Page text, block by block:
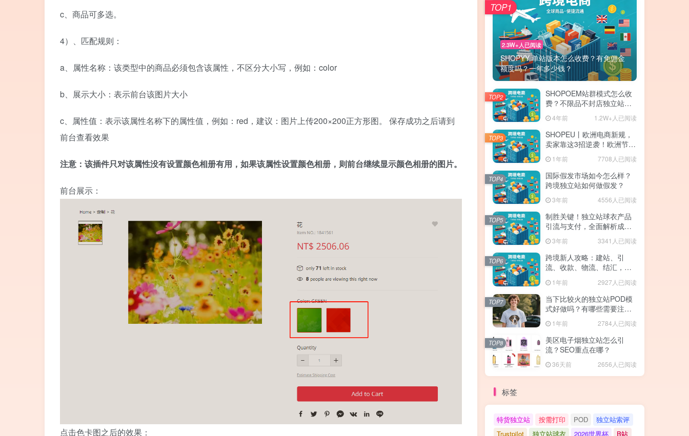
c、商品可多选。
4）、匹配规则：
a、属性名称：该类型中的商品必须包含该属性，不区分大小写，例如：color
b、展示大小：表示前台该图片大小
c、属性值：表示该属性名称下的属性值，例如：red，建议：图片上传200×200正方形图。 保存成功之后请到
前台查看效果
注意：该插件只对该属性没有设置颜色相册有用，如果该属性设置颜色相册，则前台继续显示颜色相册的图片。
前台展示：
点击色卡图之后的效果：
2.3W+人已阅读
SHOPYY 单站版本怎么收费？有免佣金
额度吗？一年多少钱？
TOP1
SHOPOEM站群模式怎么收
费？不限品不封店独立站站
群，送10个企业版网站！建
站全免费！开通找站长
4年前 1.2W+人已阅读
TOP2
SHOPEU丨欧洲电商新规，
卖家靠这3招逆袭！欧洲节点
SHOPEU-SAAS独立站上
线。1年前 7708人已阅读
TOP3
国际假发市场如今怎么样？
跨境独立站如何做假发？
3年前 4556人已阅读
TOP4
制胜关键！独立站球衣产品
引流与支付，全面解析成功
的注意事项与策略！
3年前 3341人已阅读
TOP5
跨境新人攻略：建站、引
流、收款、物流、结汇，手
1年前 2927人已阅读
TOP6
当下比较火的独立站POD模
式好做吗？有哪些需要注意
1年前 2784人已阅读
TOP7
美区电子烟独立站怎么引
流？SEO重点在哪？
36天前 2656人已阅读
TOP8
标签
特货独立站 按需打印 POD
独立站索评
Trustpilot
独立站球衣 2026世界杯
B站